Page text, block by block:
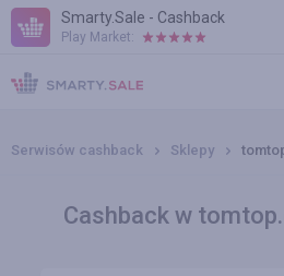
Smarty.Sale - Cashback
Play Market:
POMOC
WARUNKI
Serwisów cashback Sklepy
Cashback w